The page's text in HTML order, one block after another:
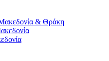
& Θράκη